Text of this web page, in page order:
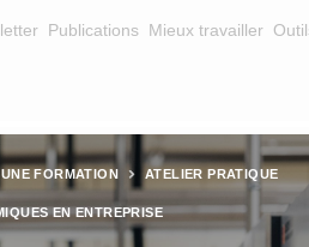
Publications Mieux travailler
UNE FORMATION
FORMATION ATELIER PRATIQUE
EN ENTREPRISE